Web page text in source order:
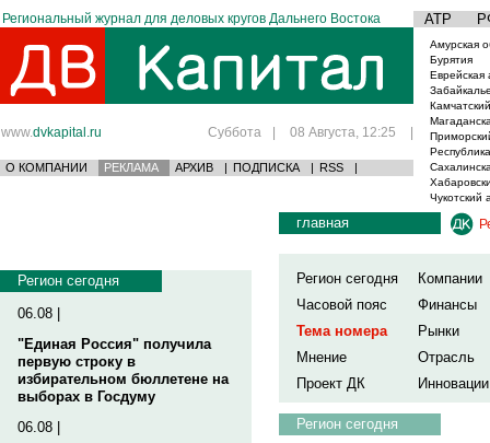
Региональный журнал для деловых кругов Дальнего Востока АТР
www.dvkapital.ru Суббота | 08 Августа, 12:25 |
О КОМПАНИИ РЕКЛАМА АРХИВ | ПОДПИСКА | RSS |
Амурская
Бурятия
Еврейская
Чукотский
Регион сегодня
06.08 |
"Единая Россия" получила
первую строку в
избирательном бюллетене на
выборах в Госдуму
06.08 |
главная
Регион сегодня
Компании
Часовой пояс
Финансы
Тема номера
Рынки
Мнение
Отрасль
Проект ДК
Инновации
Регион сегодня